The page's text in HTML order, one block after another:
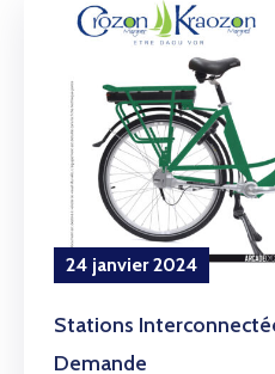
24 janvier 2024
Stations
Demande